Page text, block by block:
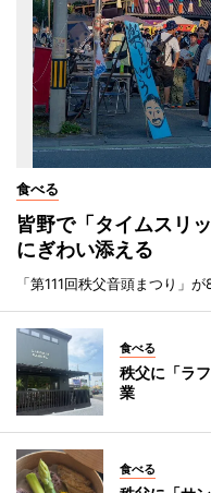
食べる
皆野で「タイムスリ
にぎわい添える
「第111回秩父音頭まつり」
食べる
秩父に「ラ
業
食べる